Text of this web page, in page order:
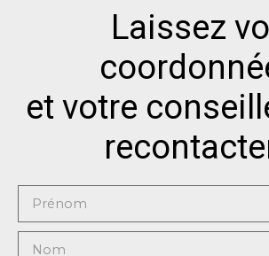
Laissez
et votre
Prénom
Nom